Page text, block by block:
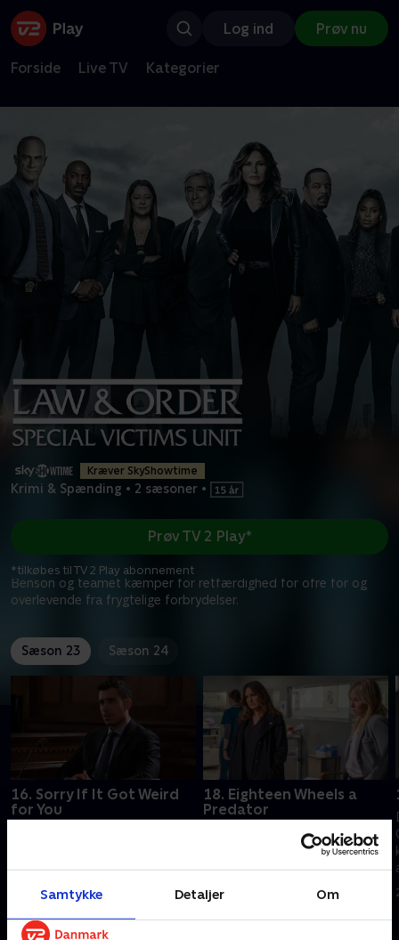
Samtykke Detaljer Om
Log ind Prøv nu
Forside Live TV Kategorier
Kræver SkyShowtime
Krimi & Spænding • 2 sæsoner •
Benson og teamet kæmper for retfærdighed for ofre for og
overlevende fra frygtelige forbrydelser.
Prøv TV 2 Play*
*tilkøbes til TV 2 Play abonnement
Sæson 23 Sæson 24
16. Sorry If It Got Weird
for You
18. Eighteen Wheels a
Predator
Rollins og Fin efterforsker et
overfald i Kentucky der har